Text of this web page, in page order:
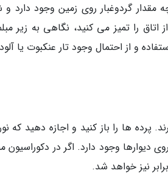
گردوغبار روی زمین وجود دارد و
را تمیز می کنید، نگاهی به زیر
و از احتمال وجود تار عنکبوت یا
پرده ها را باز کنید و اجازه دهید که
دیوارها وجود دارد. اگر در دکوراسیون
نیز خواهد شد.